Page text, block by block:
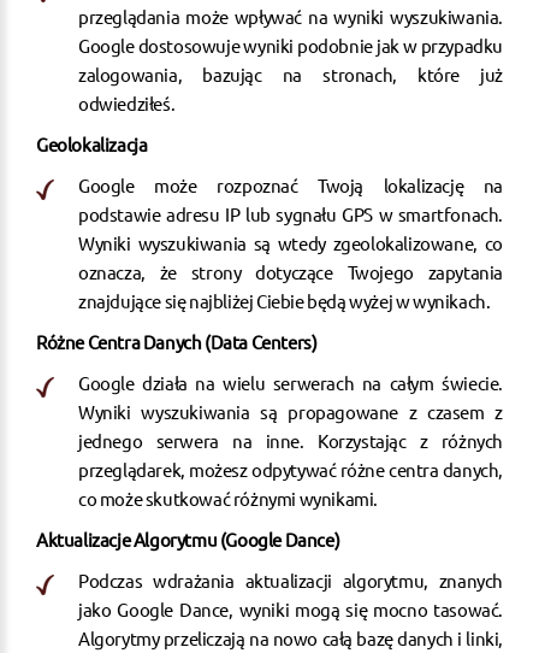
przeglądania może wpływać na wyniki wyszukiwania.
Google dostosowuje wyniki podobnie jak w przypadku
zalogowania, bazując na stronach, które już
odwiedziłeś.
Geolokalizacja
Google może rozpoznać Twoją lokalizację na
podstawie adresu IP lub sygnału GPS w smartfonach.
Wyniki wyszukiwania są wtedy zgeolokalizowane, co
oznacza, że strony dotyczące Twojego zapytania
znajdujące się najbliżej Ciebie będą wyżej w wynikach.
Różne Centra Danych (Data Centers)
Google działa na wielu serwerach na całym świecie.
Wyniki wyszukiwania są propagowane z czasem z
jednego serwera na inne. Korzystając z różnych
przeglądarek, możesz odpytywać różne centra danych,
co może skutkować różnymi wynikami.
Aktualizacje Algorytmu (Google Dance)
Podczas wdrażania aktualizacji algorytmu, znanych
jako Google Dance, wyniki mogą się mocno tasować.
Algorytmy przeliczają na nowo całą bazę danych i linki,